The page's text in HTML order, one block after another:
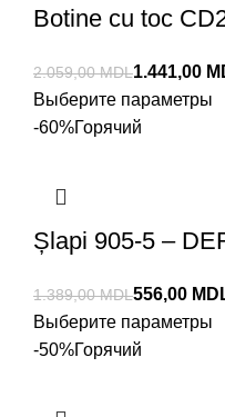
Botine cu toc
2.059,00MDL1.441,00
Выберите параметры
-60%Горячий
Șlapi 905-5 –
1.389,00MDL556,00
Выберите параметры
-50%Горячий